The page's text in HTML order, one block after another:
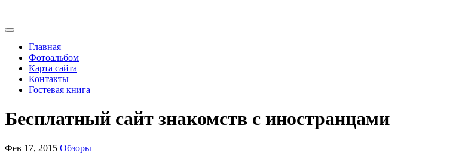
Главная
Фотоальбом
Карта сайта
Контакты
Гостевая книга
Бесплатный сайт знакомств с иностранцами
Фев 17, 2015 Обзоры